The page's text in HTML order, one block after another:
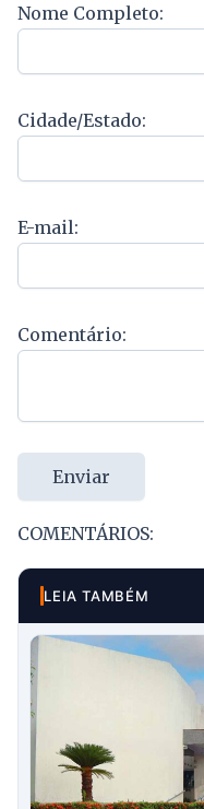
Nome Completo:
Cidade/Estado:
E-mail:
Comentário:
Enviar
COMENTÁRIOS:
LEIA TAMBÉM